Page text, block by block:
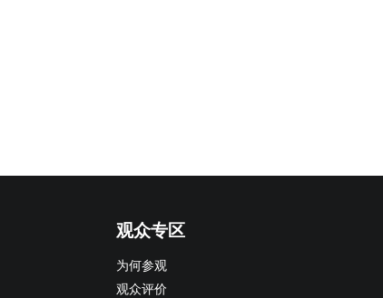
观众专区
为何参观
观众评价